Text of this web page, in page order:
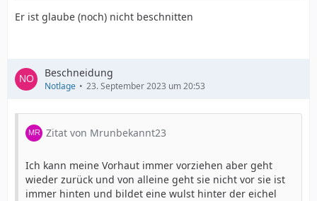
Er ist glaube (noch) nicht beschnitten
Beschneidung
Notlage 23. September 2023 um 20:53
Zitat von Mrunbekannt23
Ich kann meine Vorhaut immer vorziehen aber geht
wieder zurück und von alleine geht sie nicht vor sie ist
immer hinten und bildet eine wulst hinter der eichel